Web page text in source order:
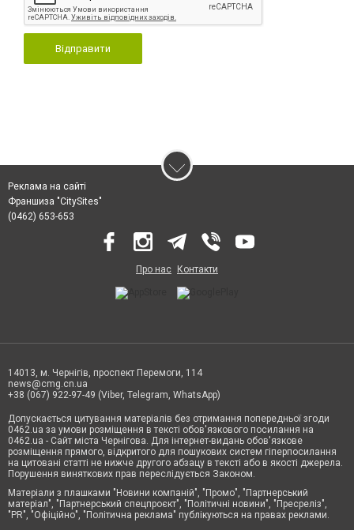
Відправити
Реклама на сайті
Франшиза "CitySites"
(0462) 653-653
Про нас Контакти
14013, м. Чернігів, проспект Перемоги, 114
news@cmg.cn.ua
+38 (067) 922-97-49 (Viber, Telegram, WhatsApp)
Допускається цитування матеріалів без отримання попередньої згоди
0462.ua за умови розміщення в тексті обов'язкового посилання на
0462.ua - Сайт міста Чернігова. Для інтернет-видань обов'язкове
розміщення прямого, відкритого для пошукових систем гіперпосилання
на цитовані статті не нижче другого абзацу в тексті або в якості джерела.
Порушення виняткових прав переслідується Законом.
Матеріали з плашками "Новини компаній", "Промо", "Партнерський
матеріал", "Партнерський спецпроєкт", "Політичні новини", "Пресреліз",
"PR", "Офіційно", "Політична реклама" публікуються на правах реклами.